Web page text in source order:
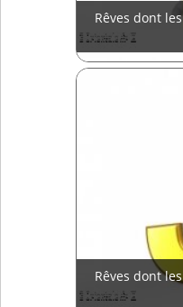
Rêves dont
Rêves dont